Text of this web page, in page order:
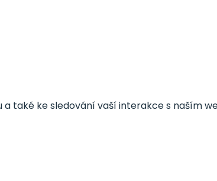
také ke sledování vaší interakce s naším